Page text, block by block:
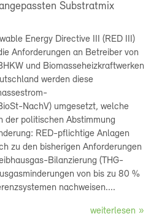
Substratmix
Energy Directive III (RED III)
Anforderungen an Betreiber von
und Biomasseheizkraftwerken
werden diese
NachV) umgesetzt, welche
der politischen Abstimmung
RED-pflichtige Anlagen
zu den bisherigen Anforderungen
Bilanzierung (THG-
von bis zu 80 %
nachweisen....
weiterlesen